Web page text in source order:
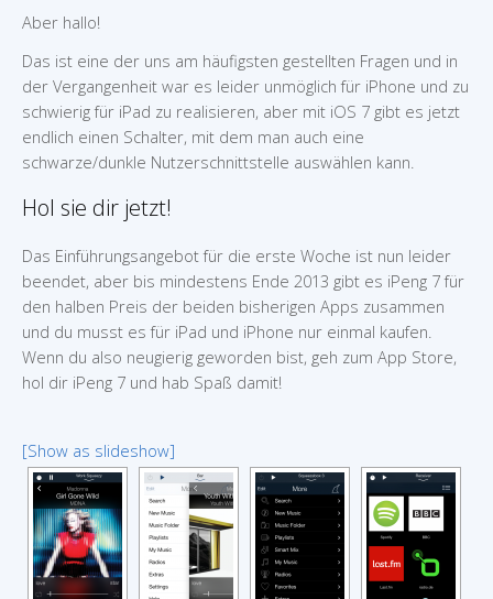
Aber hallo!
Das ist eine der uns am häufigsten gestellten Fragen und in
der Vergangenheit war es leider unmöglich für iPhone und zu
schwierig für iPad zu realisieren, aber mit iOS 7 gibt es jetzt
endlich einen Schalter, mit dem man auch eine
schwarze/dunkle Nutzerschnittstelle auswählen kann.
Hol sie dir jetzt!
Das Einführungsangebot für die erste Woche ist nun leider
beendet, aber bis mindestens Ende 2013 gibt es iPeng 7 für
den halben Preis der beiden bisherigen Apps zusammen
und du musst es für iPad und iPhone nur einmal kaufen.
Wenn du also neugierig geworden bist, geh zum App Store,
hol dir iPeng 7 und hab Spaß damit!
[Show as slideshow]